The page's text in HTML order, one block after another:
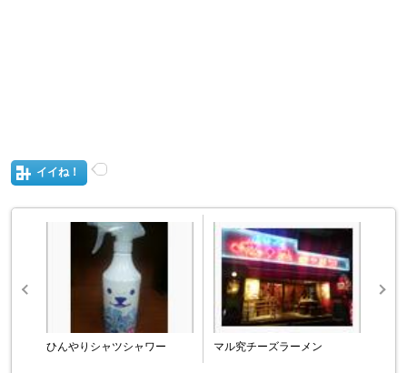
イイね！
ひんやりシャツシャワー マル究チーズラーメン